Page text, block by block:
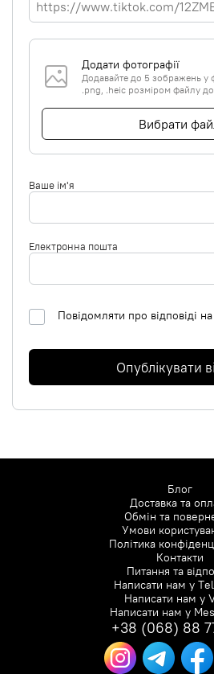
Додати фотографії
Додавайте до 5 зображень у
.png, .heic розміром файлу
Вибрати
Ваше ім'я
Електронна пошта
Повідомляти про відповіді
Опублікувати
Блог
Доставка та
Обмін та
Умови
Політика
Контакти
Питання та
Написати нам у
Написати нам у
Написати нам у
+38 (068) 88